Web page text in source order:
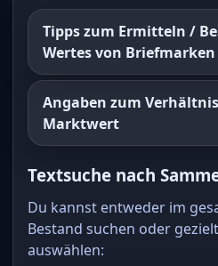
Tipps zum Ermitteln /
Wertes von Briefmarken
Angaben zum
Marktwert
Textsuche nach
Du kannst entweder im
Bestand suchen oder
auswählen: